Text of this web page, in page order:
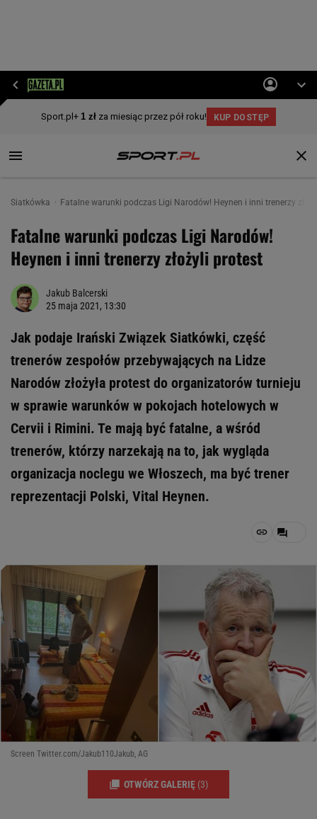
Siatkówka Fatalne warunki podczas Ligi Narodów! Heynen i inni trenerzy
Fatalne warunki podczas Ligi Narodów!
Heynen i inni trenerzy złożyli protest
Jakub Balcerski
25 maja 2021, 13:30
Jak podaje Irański Związek Siatkówki, część
trenerów zespołów przebywających na Lidze
Narodów złożyła protest do organizatorów turnieju
w sprawie warunków w pokojach hotelowych w
Cervii i Rimini. Te mają być fatalne, a wśród
trenerów, którzy narzekają na to, jak wygląda
organizacja noclegu we Włoszech, ma być trener
reprezentacji Polski, Vital Heynen.
Screen Twitter.com/Jakub110Jakub, AG
OTWÓRZ GALERIĘ (3)